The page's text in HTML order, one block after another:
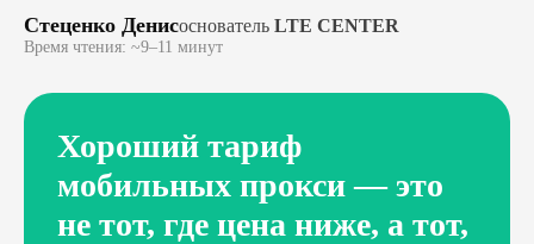
Стеценко Денисоснователь LTE CENTER
Время чтения: ~9–11 минут
Хороший тариф
мобильных прокси — это
не тот, где цена ниже, а тот,